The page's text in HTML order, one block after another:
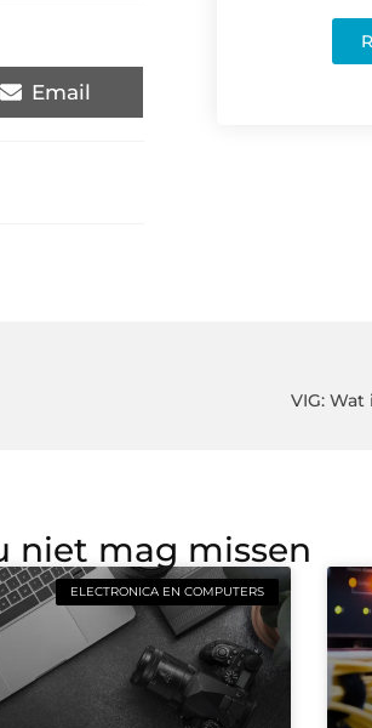
Email
VIG:
niet mag missen
ELECTRONICA EN COMPUTERS